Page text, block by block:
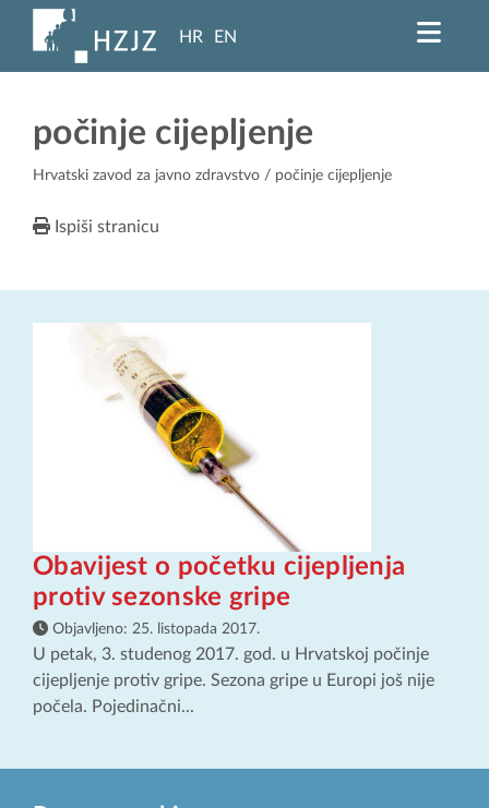
HR EN
počinje cijepljenje
Hrvatski zavod za javno zdravstvo / počinje cijepljenje
Ispiši stranicu
Obavijest o početku cijepljenja
protiv sezonske gripe
Objavljeno: 25. listopada 2017.
U petak, 3. studenog 2017. god. u Hrvatskoj počinje
cijepljenje protiv gripe. Sezona gripe u Europi još nije
počela. Pojedinačni...